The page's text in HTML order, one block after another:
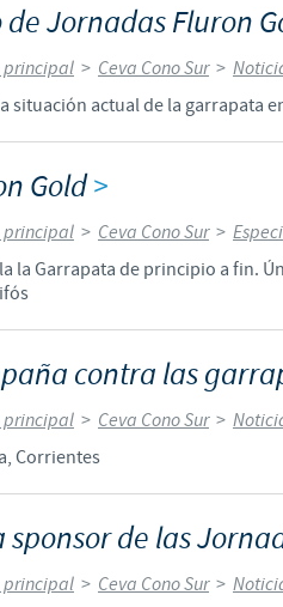
de Jornadas Fluron
> Ceva Cono Sur >
situación actual de la garrapata
Gold>
> Ceva Cono Sur >
la Garrapata de principio a fin.
contra las
> Ceva Cono Sur >
Corrientes
sponsor de las
> Ceva Cono Sur >